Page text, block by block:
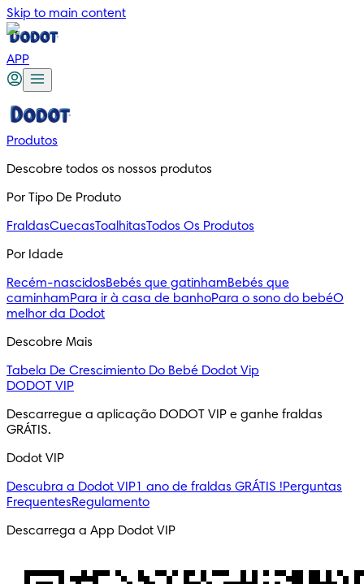
Skip to main content
APP
Produtos
Descobre todos os nossos produtos
Por Tipo De Produto
FraldasCuecasToalhitasTodos Os Produtos
Por Idade
Recém-nascidosBebés que gatinhamBebés que
caminhamPara ir à casa de banhoPara o sono do bebéO
melhor da Dodot
Descobre Mais
Tabela De Crescimiento Do Bebé Dodot Vip
DODOT VIP
Descarregue a aplicação DODOT VIP e ganhe fraldas
GRÁTIS.
Dodot VIP
Descubra a Dodot VIP1 ano de fraldas GRÁTIS !Perguntas
FrequentesRegulamento
Descarrega a App Dodot VIP